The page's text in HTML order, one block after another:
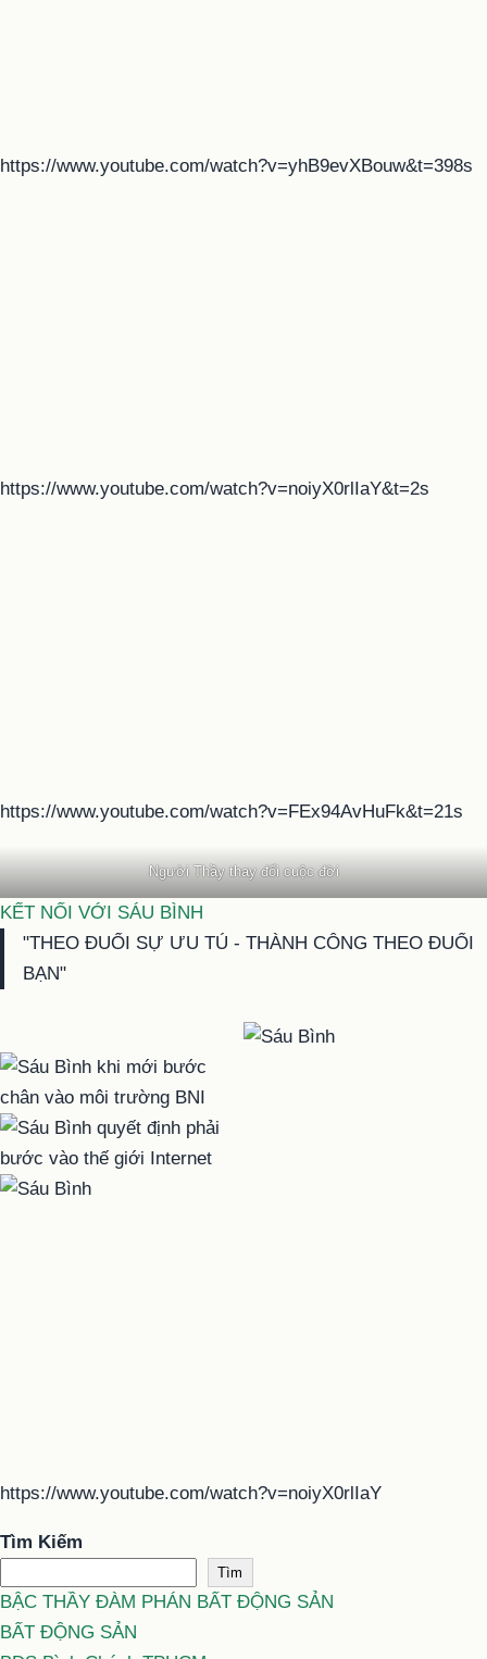
https://www.youtube.com/watch?v=yhB9evXBouw&t=398s
https://www.youtube.com/watch?v=noiyX0rlIaY&t=2s
https://www.youtube.com/watch?v=FEx94AvHuFk&t=21s
Người Thầy thay đổi cuộc đời
KẾT NỐI VỚI SÁU BÌNH
"THEO ĐUỔI SỰ ƯU TÚ - THÀNH CÔNG THEO ĐUỔI
BẠN"
https://www.youtube.com/watch?v=noiyX0rlIaY
Tìm Kiếm
Tìm
BẬC THẦY ĐÀM PHÁN BẤT ĐỘNG SẢN
BẤT ĐỘNG SẢN